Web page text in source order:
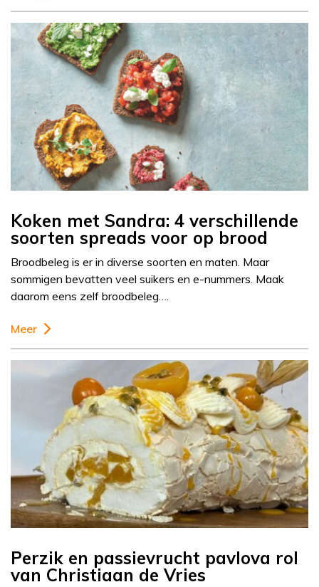
Koken met Sandra: 4 verschillende
soorten spreads voor op brood
Broodbeleg is er in diverse soorten en maten. Maar
sommigen bevatten veel suikers en e-nummers. Maak
daarom eens zelf broodbeleg….
Meer
Perzik en passievrucht pavlova rol
van Christiaan de Vries